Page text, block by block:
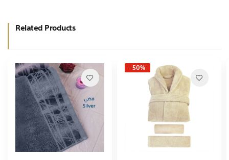
Related Products
-50%